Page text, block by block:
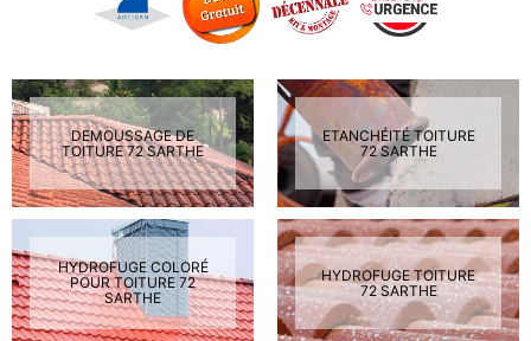
DEMOUSSAGE DE
TOITURE 72 SARTHE
ETANCHÉITÉ TOITURE
72 SARTHE
HYDROFUGE COLORÉ
POUR TOITURE 72
SARTHE
HYDROFUGE TOITURE
72 SARTHE